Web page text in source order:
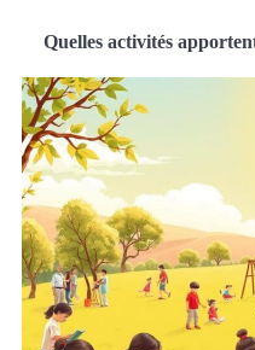
Quelles activités